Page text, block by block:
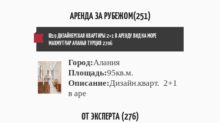
АРЕНДА ЗА РУБЕЖОМ(251)
ID19 ДИЗАЙНЕРСКАЯ КВАРТИРЫ 2+1 В АРЕНДУ ВИД НА МОРЕ
МАХМУТЛАР АЛАНЬЯ ТУРЦИЯ 2706
Город:Алания
Площадь:95кв.м.
Описание: Дизайн.кварт. 2+1
в аре
ОТ ЭКСПЕРТА (276)